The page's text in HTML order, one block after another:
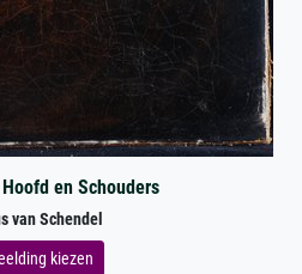
en Schouders
van Schendel
kiezen